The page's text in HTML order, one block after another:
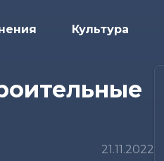
Культура
21.11.2022